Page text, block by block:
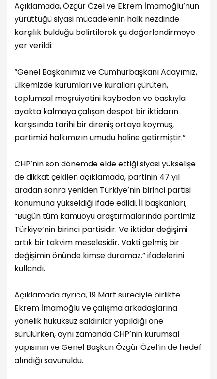
Açıklamada, Özgür Özel ve Ekrem İmamoğlu’nun
yürüttüğü siyasi mücadelenin halk nezdinde
karşılık bulduğu belirtilerek şu değerlendirmeye
yer verildi:
“Genel Başkanımız ve Cumhurbaşkanı Adayımız,
ülkemizde kurumları ve kuralları çürüten,
toplumsal meşruiyetini kaybeden ve baskıyla
ayakta kalmaya çalışan despot bir iktidarın
karşısında tarihi bir direniş ortaya koymuş,
partimizi halkımızın umudu haline getirmiştir.”
CHP’nin son dönemde elde ettiği siyasi yükselişe
de dikkat çekilen açıklamada, partinin 47 yıl
aradan sonra yeniden Türkiye’nin birinci partisi
konumuna yükseldiği ifade edildi. İl başkanları,
“Bugün tüm kamuoyu araştırmalarında partimiz
Türkiye’nin birinci partisidir. Ve iktidar değişimi
artık bir takvim meselesidir. Vakti gelmiş bir
değişimin önünde kimse duramaz.” ifadelerini
kullandı.
Açıklamada ayrıca, 19 Mart süreciyle birlikte
Ekrem İmamoğlu ve çalışma arkadaşlarına
yönelik hukuksuz saldırılar yapıldığı öne
sürülürken, aynı zamanda CHP’nin kurumsal
yapısının ve Genel Başkan Özgür Özel’in de hedef
alındığı savunuldu.